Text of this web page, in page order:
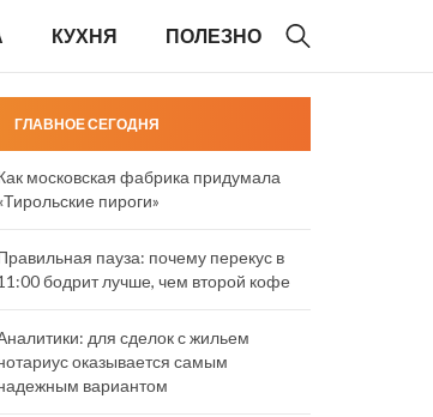
КУХНЯ ПОЛЕЗНО
ГЛАВНОЕ СЕГОДНЯ
московская фабрика придумала
пироги»
пауза: почему перекус в
бодрит лучше, чем второй кофе
для сделок с жильем
оказывается самым
вариантом